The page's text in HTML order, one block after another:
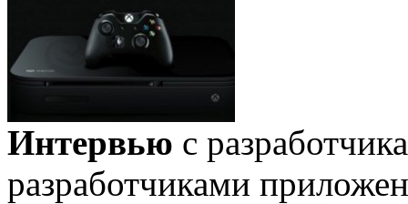
Интервью с
разработчиками